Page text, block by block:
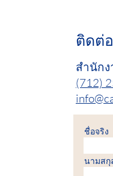
ติดต่
สำนัก
(712)
ชื่อจริง
นามสกุ